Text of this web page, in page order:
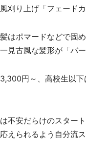
刈り上げ「フェード
はポマードなどで固
見古風な髪形が「バ
円～、高校生以
不安だらけのスター
えられるよう自分流